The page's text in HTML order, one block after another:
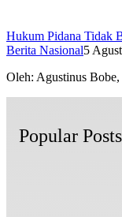
Hukum Pidana Tidak
Berita Nasional5
Oleh: Agustinus
Popular Posts